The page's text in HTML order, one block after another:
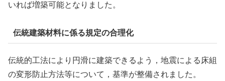
いれば増築可能となりました。
伝統建築材料に係る規定の合理化
伝統的工法により円滑に建築できるよう，地震による床組
の変形防止方法等について，基準が整備されました。